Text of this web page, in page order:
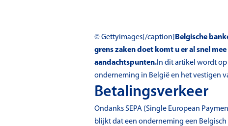
© Gettyimages[/caption] Belgische
grens zaken doet komt u er al snel
aandachtspunten. In dit artikel wordt
onderneming in België en het vestigen
Betalingsverkeer
Ondanks SEPA (Single European
blijkt dat een onderneming een